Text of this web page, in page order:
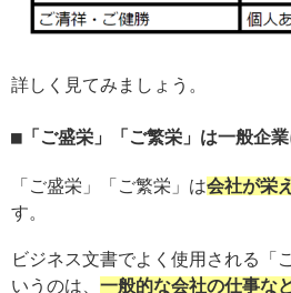
詳しく見てみましょう。
「ご盛栄」「ご繁栄」は一般企
「ご盛栄」「ご繁栄」は会社が栄
す。
ビジネス文書でよく使用される
いうのは、 一般的な会社の仕事な